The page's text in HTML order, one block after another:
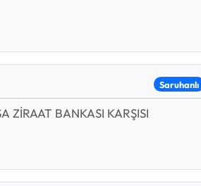
Saruhanlı
ZİRAAT BANKASI KARŞISI